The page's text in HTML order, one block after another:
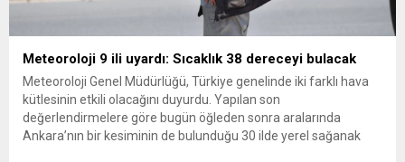
Meteoroloji 9 ili uyardı: Sıcaklık 38 dereceyi bulacak
Meteoroloji Genel Müdürlüğü, Türkiye genelinde iki farklı hava
kütlesinin etkili olacağını duyurdu. Yapılan son
değerlendirmelere göre bugün öğleden sonra aralarında
Ankara’nın bir kesiminin de bulunduğu 30 ilde yerel sağanak